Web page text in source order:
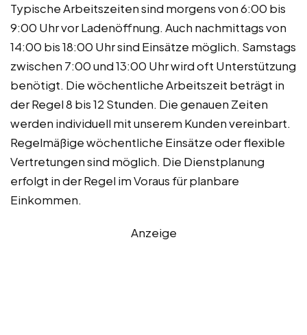
Typische Arbeitszeiten sind morgens von 6:00 bis
9:00 Uhr vor Ladenöffnung. Auch nachmittags von
14:00 bis 18:00 Uhr sind Einsätze möglich. Samstags
zwischen 7:00 und 13:00 Uhr wird oft Unterstützung
benötigt. Die wöchentliche Arbeitszeit beträgt in
der Regel 8 bis 12 Stunden. Die genauen Zeiten
werden individuell mit unserem Kunden vereinbart.
Regelmäßige wöchentliche Einsätze oder flexible
Vertretungen sind möglich. Die Dienstplanung
erfolgt in der Regel im Voraus für planbare
Einkommen.
Anzeige